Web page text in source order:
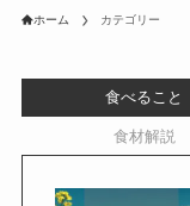
ホーム カテゴリー
食べること
食材解説